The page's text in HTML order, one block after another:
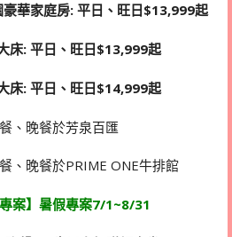
華家庭房: 平日、旺日$13,999起
床: 平日、旺日$13,999起
床: 平日、旺日$14,999起
、晚餐於芳泉百匯
、晚餐於PRIME ONE牛排館
案】暑假專案7/1~8/31